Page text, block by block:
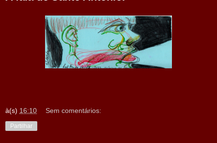
à(s) 16:10 Sem comentários:
Partilhar